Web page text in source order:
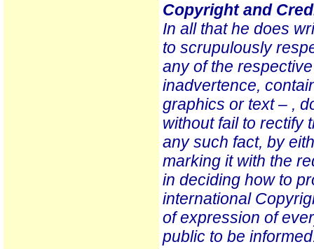
Copyright and
In all that he does
to scrupulously
any of the
inadvertence,
graphics or text – ,
without fail to rectify
any such fact, by
marking it with the
in deciding how to
international
of expression of
public to be